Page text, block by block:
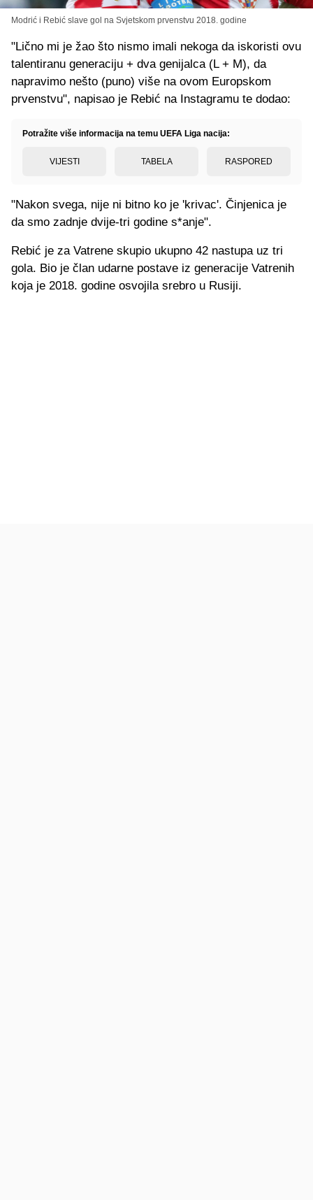
Modrić i Rebić slave gol na Svjetskom prvenstvu 2018. godine
"Lično mi je žao što nismo imali nekoga da iskoristi ovu
talentiranu generaciju + dva genijalca (L + M), da
napravimo nešto (puno) više na ovom Europskom
prvenstvu", napisao je Rebić na Instagramu te dodao:
Potražite više informacija na temu UEFA Liga nacija:
VIJESTI TABELA RASPORED
"Nakon svega, nije ni bitno ko je 'krivac'. Činjenica je
da smo zadnje dvije-tri godine s*anje".
Rebić je za Vatrene skupio ukupno 42 nastupa uz tri
gola. Bio je član udarne postave iz generacije Vatrenih
koja je 2018. godine osvojila srebro u Rusiji.